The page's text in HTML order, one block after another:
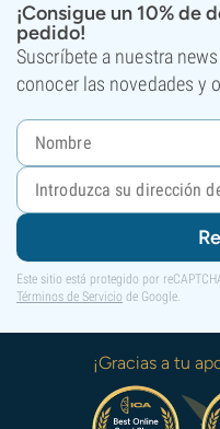
¡Consigue un 10% de
pedido!
Suscríbete a nuestra
conocer las novedades y
Este sitio está protegido por
Términos de Servicio de Google.
¡Gracias a tu